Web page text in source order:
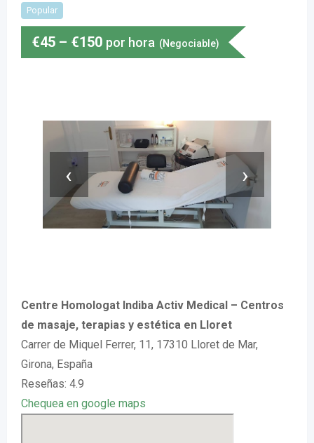
Popular
€45 – €150 por hora (Negociable)
‹ ›
Centre Homologat Indiba Activ Medical – Centros
de masaje, terapias y estética en Lloret
Carrer de Miquel Ferrer, 11, 17310 Lloret de Mar,
Girona, España
Reseñas: 4.9
Chequea en google maps